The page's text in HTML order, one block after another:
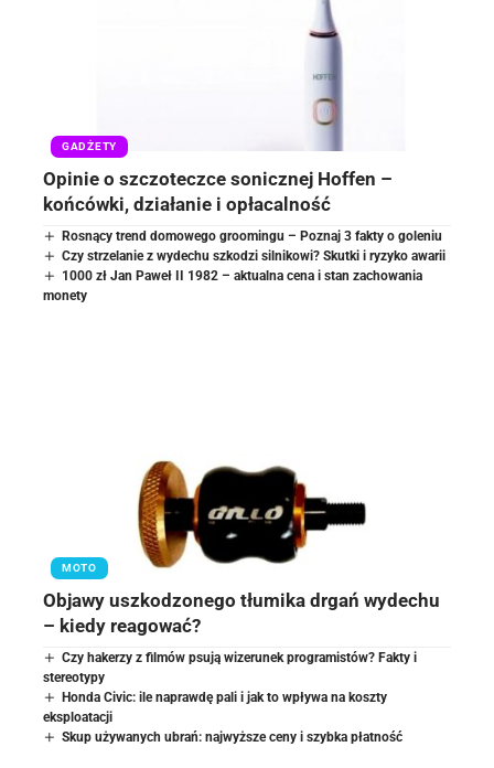
GADŻETY
Opinie o szczoteczce sonicznej Hoffen –
końcówki, działanie i opłacalność
Rosnący trend domowego groomingu – Poznaj 3 fakty o goleniu
Czy strzelanie z wydechu szkodzi silnikowi? Skutki i ryzyko awarii
1000 zł Jan Paweł II 1982 – aktualna cena i stan zachowania
monety
MOTO
Objawy uszkodzonego tłumika drgań wydechu
– kiedy reagować?
Czy hakerzy z filmów psują wizerunek programistów? Fakty i
stereotypy
Honda Civic: ile naprawdę pali i jak to wpływa na koszty
eksploatacji
Skup używanych ubrań: najwyższe ceny i szybka płatność